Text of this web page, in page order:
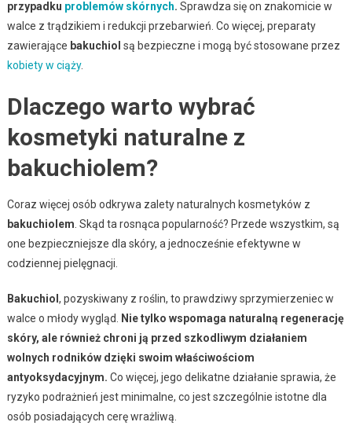
przypadku problemów skórnych. Sprawdza się on znakomicie w
walce z trądzikiem i redukcji przebarwień. Co więcej, preparaty
zawierające bakuchiol są bezpieczne i mogą być stosowane przez
kobiety w ciąży.
Dlaczego warto wybrać
kosmetyki naturalne z
bakuchiolem?
Coraz więcej osób odkrywa zalety naturalnych kosmetyków z
bakuchiolem . Skąd ta rosnąca popularność? Przede wszystkim, są
one bezpieczniejsze dla skóry, a jednocześnie efektywne w
codziennej pielęgnacji.
Bakuchiol , pozyskiwany z roślin, to prawdziwy sprzymierzeniec w
walce o młody wygląd.
Nie tylko wspomaga naturalną regenerację
skóry, ale również chroni ją przed szkodliwym działaniem
wolnych rodników dzięki swoim właściwościom
antyoksydacyjnym. Co więcej, jego delikatne działanie sprawia, że
ryzyko podrażnień jest minimalne, co jest szczególnie istotne dla
osób posiadających cerę wrażliwą.